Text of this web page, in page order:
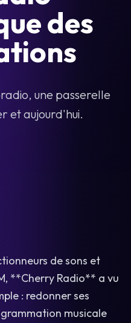
des
une passerelle
et aujourd'hui.
de sons et
**Cherry Radio** a vu
: redonner ses
musicale